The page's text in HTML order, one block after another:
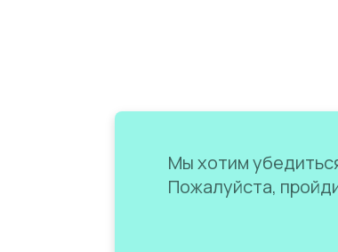
Мы хотим
Пожалуйста,